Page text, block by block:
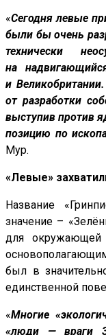
«Сегодня левые
были бы очень
технически
на
и
от разработки
выступив против
позицию по
Мур.
«Левые»
Название
значение –
для
был в
единственной
«Многие
«люди — враги